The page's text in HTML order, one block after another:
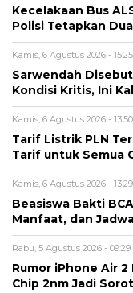
Kecelakaan Bus
Polisi Tetapkan
Kamis, 6 Agustus 2026 -
Sarwendah
Kondisi Kritis, Ini
Kamis, 6 Agustus 2026 -
Tarif Listrik PLN
Tarif untuk Semua
Kamis, 6 Agustus 2026 -
Beasiswa Bakti
Manfaat, dan
Rabu, 5 Agustus 2026 -
Rumor iPhone Air 2
Chip 2nm Jadi